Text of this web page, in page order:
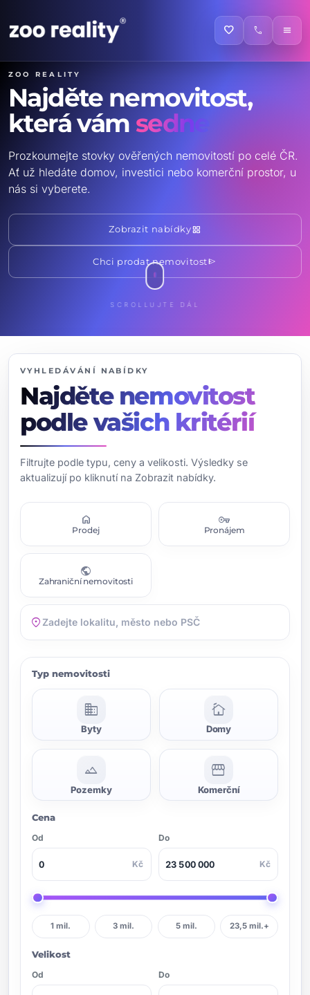
favorite call menu
ZOO reality
Najděte nemovitost,
která vám sedne
Prozkoumejte stovky ověřených nemovitostí po celé ČR.
Ať už hledáte domov, investici nebo komerční prostor, u
nás si vyberete.
Zobrazit nabídkygrid_view
Chci prodat nemovitostsend
SCROLLUJTE DÁL
VYHLEDÁVÁNÍ NABÍDKY
Najděte nemovitost
podle vašich kritérií
Filtrujte podle typu, ceny a velikosti. Výsledky se
aktualizují po kliknutí na Zobrazit nabídky.
home
Prodej
vpn_key
Pronájem
public
Zahraniční nemovitosti
location_on
Typ nemovitosti
domain
Byty
cottage
Domy
landscape
Pozemky
storefront
Komerční
Cena
Od
Kč
Do
Kč
1 mil. 3 mil. 5 mil. 23,5 mil.+
Velikost
Od Do